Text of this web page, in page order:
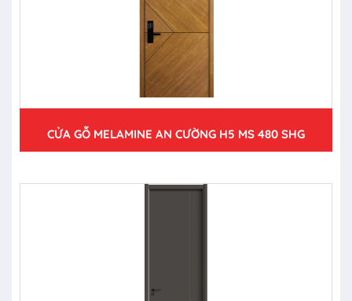
CỬA GỖ MELAMINE AN CƯỜNG H5 MS 480 SHG